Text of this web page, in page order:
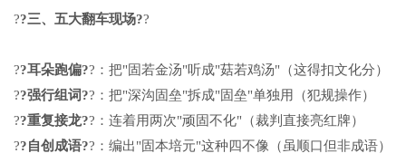
??三、五大翻车现场??
??耳朵跑偏??：把"固若金汤"听成"菇若鸡汤"（这得扣文化分）
??强行组词??：把"深沟固垒"拆成"固垒"单独用（犯规操作）
??重复接龙??：连着用两次"顽固不化"（裁判直接亮红牌）
??自创成语??：编出"固本培元"这种四不像（虽顺口但非成语）